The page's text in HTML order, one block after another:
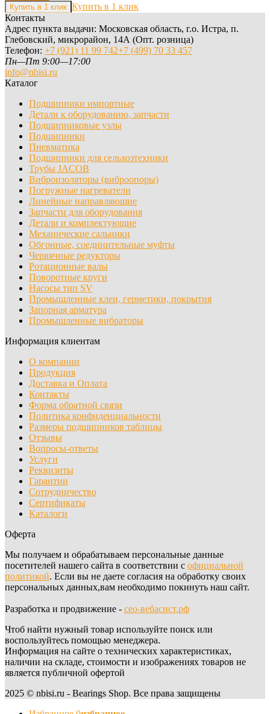
Купить в 1 клик
Контакты
Адрес пункта выдачи: Московская область, г.о. Истра, п.
Глебовский, микрорайон, 14А (Опт. розница)
Телефон: +7 (921) 11 99 742+7 (499) 70 33 457
Пн—Пт 9:00—17:00
info@nbisi.ru
Каталог
Подшипники импортные
Детали к оборудованию, запчасти
Подшипниковые узлы
Подшипники
Пневматика
Подшипники для сельхозтехники
Трубы JACOB
Виброизоляторы (виброопоры)
Погружные нагреватели
Линейные направляющие
Запчасти для оборудования
Детали и комплектующие
Механические сальники
Обгонные, соединительные муфты
Червячные редукторы
Ротационные валы
Поворотные круги
Насосы тип SV
Промышленные клеи, герметики, покрытия
Запорная арматура
Промышленные вибраторы
Информация клиентам
О компании
Продукция
Доставка и Оплата
Контакты
Форма обратной связи
Политика конфиденциальности
Размеры подшипников таблицы
Отзывы
Вопросы-ответы
Услуги
Реквизиты
Гарантии
Сотрудничество
Сертификаты
Каталоги
Оферта
Мы получаем и обрабатываем персональные данные
посетителей нашего сайта в соответствии с официальной
политикой. Если вы не даете согласия на обработку своих
персональных данных,вам необходимо покинуть наш сайт.
Разработка и продвижение - сео-вебасист.рф
Чтоб найти нужный товар используйте поиск или
воспользуйтесь помощью менеджера.
Информация на сайте о технических характеристиках,
наличии на складе, стоимости и изображениях товаров не
является публичной офертой
2025 © nbisi.ru - Bearings Shop. Все права защищены